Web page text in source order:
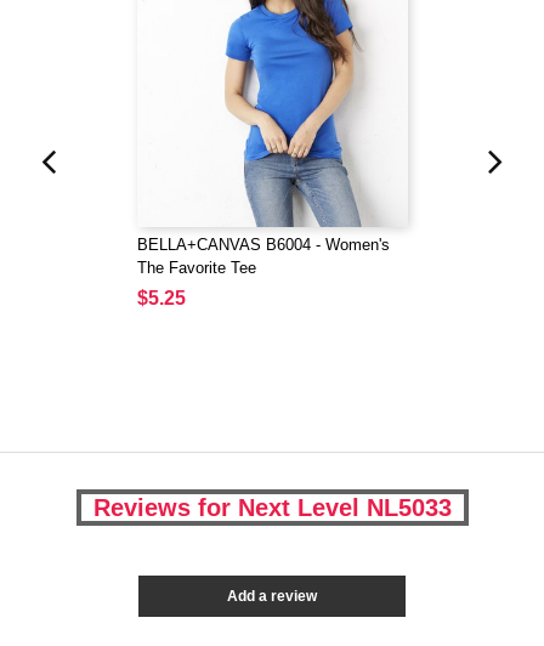
BELLA+CANVAS B6004 - Women's
The Favorite Tee
$5.25
Reviews for Next Level NL5033
Add a review